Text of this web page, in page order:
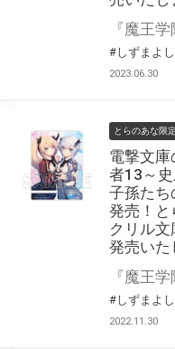
#しずまよ
2023.06.30
とらのあな限
電撃文
者13～
子孫たち
発売！と
クリル
発売いた
#しずまよ
2022.11.30